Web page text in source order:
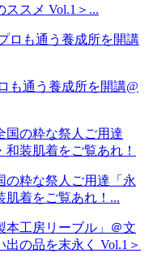
ススメ Vol.1＞...
も通う養成所を開講@
の粋な祭人ご用達「永
肌着をご覧あれ！...